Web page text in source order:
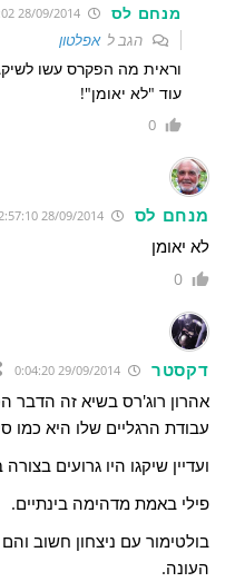
מנחם לס 28/09/2014 22:58:02
הגב לאפלטון
וראית מה הפקרס עשו
עוד "לא יאומן"!
0
מנחם לס 28/09/2014 22:57:10
לא יאומן
0
דקסטר
אהרון רוג'רס בשיא זה הדבר
עבודת הרגליים שלו היא כמו
ועדיין שיקגו היו גרועים
פילי באמת מדהימה בינתיים.
בולטימור עם ניצחון חשוב
העונה.